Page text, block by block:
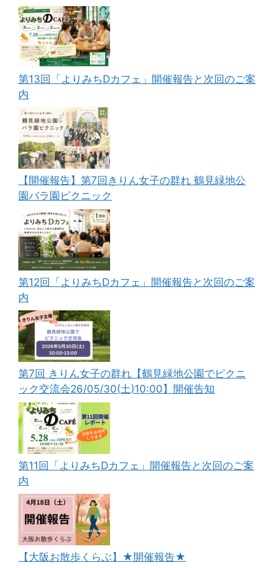
第13回「よりみちDカフェ」開催報告と次回のご案
内
【開催報告】第7回きりん女子の群れ 鶴見緑地公
園バラ園ピクニック
第12回「よりみちDカフェ」開催報告と次回のご案
内
第7回 きりん女子の群れ【鶴見緑地公園でピクニ
ック交流会26/05/30(土)10:00】開催告知
第11回「よりみちDカフェ」開催報告と次回のご案
内
【大阪お散歩くらぶ】★開催報告★